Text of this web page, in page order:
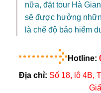
nữa, đặt tour Hà
sẽ được hưởng
là chế độ bảo hiểm
Hotline:
Địa chỉ: Số 18, lô 4B,